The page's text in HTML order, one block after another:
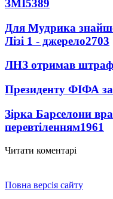
ЗМІ5389
Для Мудрика
Лізі 1 - джерело2703
ЛНЗ отримав
Президенту ФІФА
Зірка Барселони
перевтіленням1961
Читати коментарі
Повна версія сайту